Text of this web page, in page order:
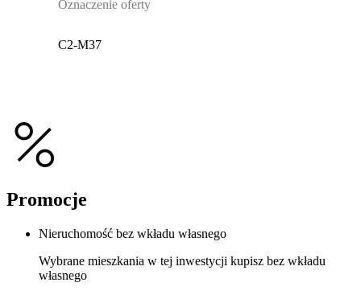
Oznaczenie oferty
C2-M37
Promocje
Nieruchomość bez wkładu własnego
Wybrane mieszkania w tej inwestycji kupisz bez wkładu
własnego